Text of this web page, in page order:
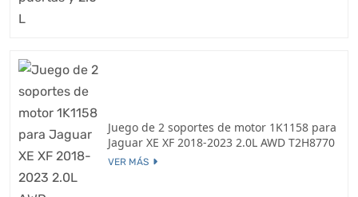
Juego de 2 soportes de motor 1K1158 para
Jaguar XE XF 2018-2023 2.0L AWD T2H8770
VER MÁS